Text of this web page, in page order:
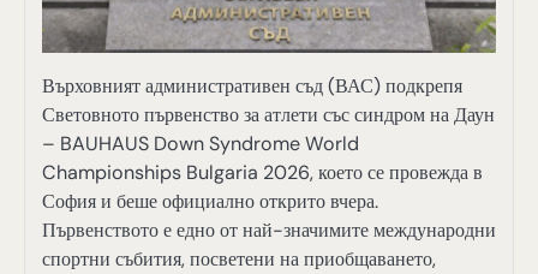
Върховният административен съд (ВАС) подкрепя
Световното първенство за атлети със синдром на Даун
– BAUHAUS Down Syndrome World
Championships Bulgaria 2026, което се провежда в
София и беше официално открито вчера.
Първенството е едно от най-значимите международни
спортни събития, посветени на приобщаването,